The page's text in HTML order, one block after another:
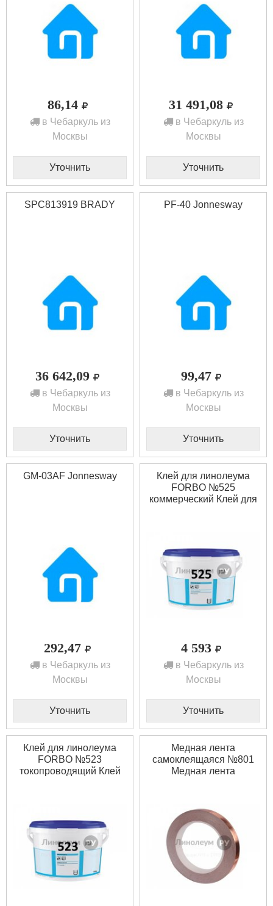
86,14
в Чебаркуль из
Москвы
Уточнить
31 491,08
в Чебаркуль из
Москвы
Уточнить
SPC813919 BRADY
36 642,09
в Чебаркуль из
Москвы
Уточнить
PF-40 Jonnesway
99,47
в Чебаркуль из
Москвы
Уточнить
GM-03AF Jonnesway
292,47
в Чебаркуль из
Москвы
Уточнить
Клей для линолеума
FORBO №525
коммерческий Клей для
4 593
в Чебаркуль из
Москвы
Уточнить
Клей для линолеума
FORBO №523
токопроводящий Клей
Медная лента
cамоклеящаяся №801
Медная лента